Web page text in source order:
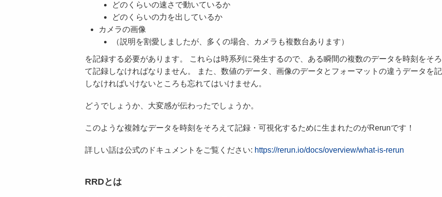
どのくらいの速さで動いているか
どのくらいの力を出しているか
カメラの画像
（説明を割愛しましたが、多くの場合、カメラも複数台あります）
を記録する必要があります。 これらは時系列に発生するので、ある瞬間の複数のデータを時刻をそ
て記録しなければなりません。 また、数値のデータ、画像のデータとフォーマットの違うデータを
しなければいけないところも忘れてはいけません。
どうでしょうか、大変感が伝わったでしょうか。
このような複雑なデータを時刻をそろえて記録・可視化するために生まれたのがRerunです！
詳しい話は公式のドキュメントをご覧ください: https://rerun.io/docs/overview/what-is-rerun
RRDとは